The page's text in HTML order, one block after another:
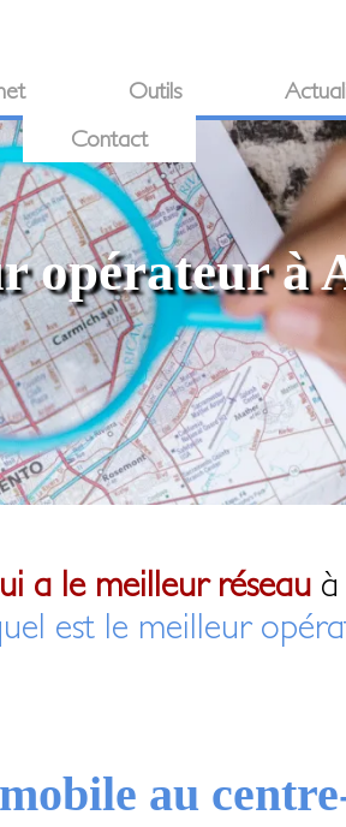
Outils
Contact
opérateur à
a le meilleur réseauà
est le meilleur
au